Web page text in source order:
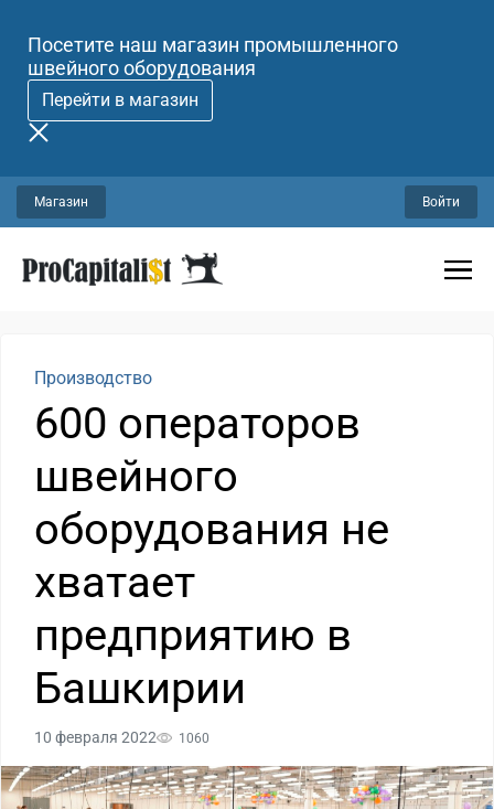
Посетите наш магазин промышленного
швейного оборудования
Перейти в магазин
Магазин Войти
Производство
600 операторов
швейного
оборудования не
хватает
предприятию в
Башкирии
10 февраля 2022 1060